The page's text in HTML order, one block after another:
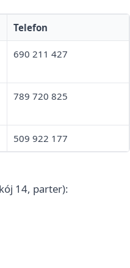
Telefon
690 211 427
789 720 825
509 922 177
14, parter):